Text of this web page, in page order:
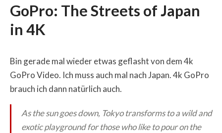
GoPro: The Streets of Japan
in 4K
Bin gerade mal wieder etwas geflasht von dem 4k
GoPro Video. Ich muss auch mal nach Japan. 4k GoPro
brauch ich dann natürlich auch.
As the sun goes down, Tokyo transforms to a wild and
exotic playground for those who like to pour on the